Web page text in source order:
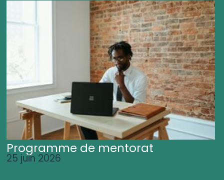
Programme de mentorat
25 juin 2026